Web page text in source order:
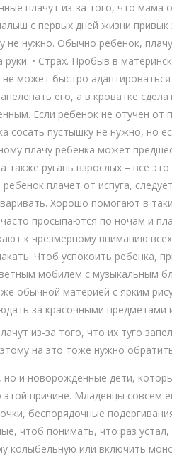
плачут из-за того, что
с первых дней жизни
не нужно. Обычно ребенок,
руки. • Страх. Пробыв в
не может быстро
его, а в кроватке
Если ребенок не отучен от
сосать пустышку не нужно, но
плачу ребенка может
также ругань взрослых – все
ребенок плачет от испуга,
Хорошо помогают в
просыпаются по ночам и
к чрезмерному вниманию
Чтоб успокоить ребенка,
мобилем с музыкальным
обычной материей с ярким
за красочными предметами
из-за того, что их туго
на это тоже нужно
и новорожденные дети,
причине. Младенцы совсем
беспорядочные
чтоб понимать, что раз
колыбельную или включить